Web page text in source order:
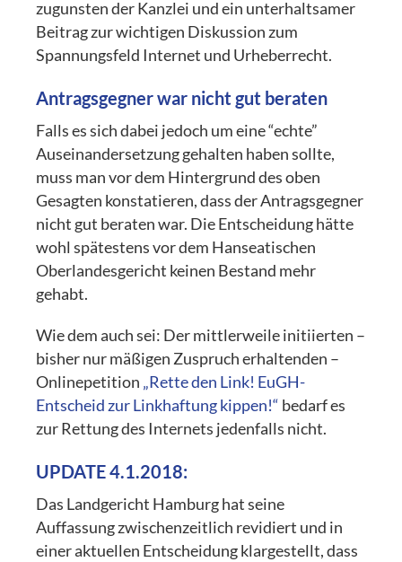
zugunsten der Kanzlei und ein unterhaltsamer
Beitrag zur wichtigen Diskussion zum
Spannungsfeld Internet und Urheberrecht.
Antragsgegner war nicht gut beraten
Falls es sich dabei jedoch um eine “echte”
Auseinandersetzung gehalten haben sollte,
muss man vor dem Hintergrund des oben
Gesagten konstatieren, dass der Antragsgegner
nicht gut beraten war. Die Entscheidung hätte
wohl spätestens vor dem Hanseatischen
Oberlandesgericht keinen Bestand mehr
gehabt.
Wie dem auch sei: Der mittlerweile initiierten –
bisher nur mäßigen Zuspruch erhaltenden –
Onlinepetition „Rette den Link! EuGH-
Entscheid zur Linkhaftung kippen!“ bedarf es
zur Rettung des Internets jedenfalls nicht.
UPDATE 4.1.2018:
Das Landgericht Hamburg hat seine
Auffassung zwischenzeitlich revidiert und in
einer aktuellen Entscheidung klargestellt, dass